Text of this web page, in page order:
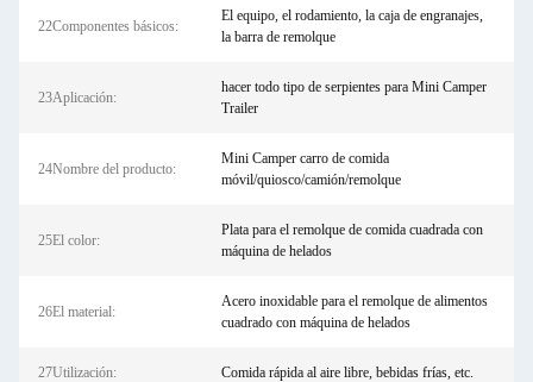
22Componentes básicos:
El equipo, el rodamiento, la caja de engranajes,
la barra de remolque
23Aplicación:
hacer todo tipo de serpientes para Mini Camper
Trailer
24Nombre del producto:
Mini Camper carro de comida
móvil/quiosco/camión/remolque
25El color:
Plata para el remolque de comida cuadrada con
máquina de helados
26El material:
Acero inoxidable para el remolque de alimentos
cuadrado con máquina de helados
27Utilización: Comida rápida al aire libre, bebidas frías, etc.